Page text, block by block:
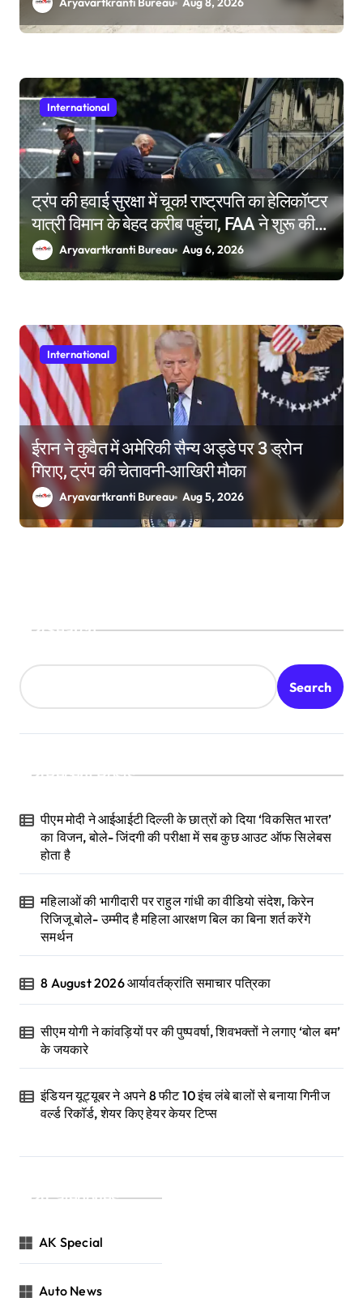
International
ट्रंप की हवाई सुरक्षा में चूक! राष्ट्रपति का हेलिकॉप्टर
यात्री विमान के बेहद करीब पहुंचा, FAA ने शुरू की
जांच Aryavartkranti Bureau Aug 6, 2026
International
ईरान ने कुवैत में अमेरिकी सैन्य अड्डे पर 3 ड्रोन
गिराए, ट्रंप की चेतावनी-आखिरी मौका
Aryavartkranti Bureau Aug 5, 2026
Search
Search
Recent Posts
पीएम मोदी ने आईआईटी दिल्ली के छात्रों को दिया ‘विकसित भारत’
का विजन, बोले- जिंदगी की परीक्षा में सब कुछ आउट ऑफ सिलेबस
होता है
महिलाओं की भागीदारी पर राहुल गांधी का वीडियो संदेश, किरेन
रिजिजू बोले- उम्मीद है महिला आरक्षण बिल का बिना शर्त करेंगे
समर्थन
8 August 2026 आर्यावर्तक्रांति समाचार पत्रिका
सीएम योगी ने कांवड़ियों पर की पुष्पवर्षा, शिवभक्तों ने लगाए ‘बोल बम’
के जयकारे
इंडियन यूट्यूबर ने अपने 8 फीट 10 इंच लंबे बालों से बनाया गिनीज
वर्ल्ड रिकॉर्ड, शेयर किए हेयर केयर टिप्स
Categories
AK Special
Auto News